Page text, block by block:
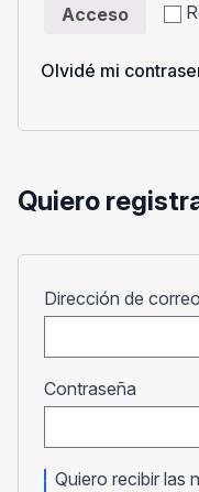
Acceso
Olvidé mi
Quiero
Dirección de
Contraseña
Quiero recibir las